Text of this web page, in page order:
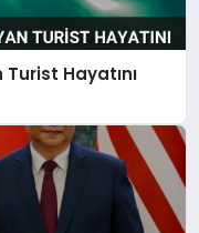
Hayatını